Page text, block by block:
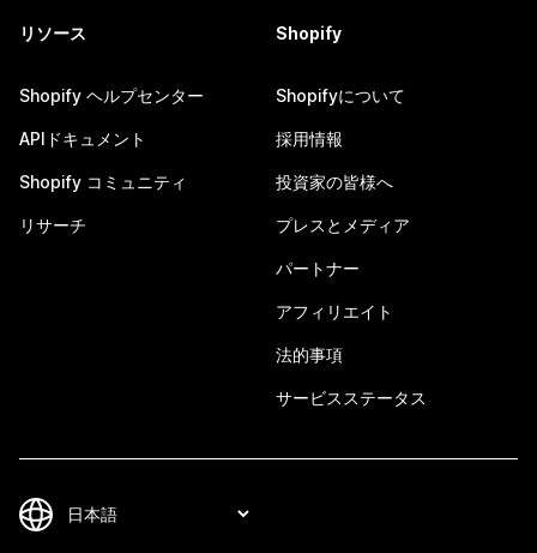
リソース
Shopify ヘルプセンター
APIドキュメント
Shopify コミュニティ
リサーチ
Shopify
Shopifyについて
採用情報
投資家の皆様へ
プレスとメディア
パートナー
アフィリエイト
法的事項
サービスステータス